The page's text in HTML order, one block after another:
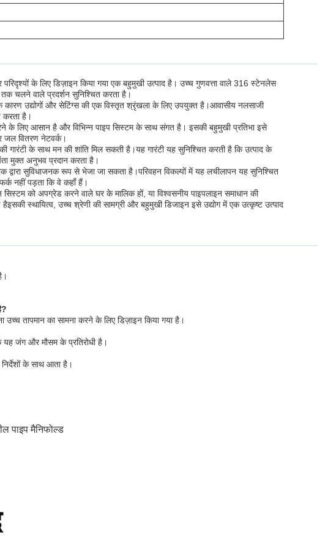
परिदृश्यों के लिए डिज़ाइन किया गया एक बहुमुखी उत्पाद है। उच्च गुणवत्ता वाले 316 स्टेनलेस
तक चलने वाले प्रदर्शन सुनिश्चित करता है।
उद्योगों और सेटिंग्स की एक विस्तृत श्रृंखला के लिए उपयुक्त है।आवासीय नलसाजी
करता है।
लिए आसान है और विभिन्न पाइप सिस्टम के साथ संगत है। इसकी बहुमुखी प्रतिभा इसे
जल वितरण नेटवर्क।
की गारंटी के साथ मन की शांति मिल सकती है।यह गारंटी यह सुनिश्चित करती है कि उत्पाद के
मुक्त अनुभव प्रदान करता है।
सुविधाजनक रूप से भेजा जा सकता है।परिवहन विकल्पों में यह लचीलापन यह सुनिश्चित
नहीं पड़ता कि वे कहाँ हैं।
को अपग्रेड करने वाले घर के मालिक हों, या विश्वसनीय पाइपलाइन समाधान की
स्थायित्व, उच्च श्रेणी की सामग्री और बहुमुखी डिजाइन इसे उद्योग में एक उत्कृष्ट उत्पाद
उच्च तापमान का सामना करने के लिए डिज़ाइन किया गया है।
यह जंग और मौसम के प्रतिरोधी है।
के साथ आता है।
पाइप मैनिफोल्ड